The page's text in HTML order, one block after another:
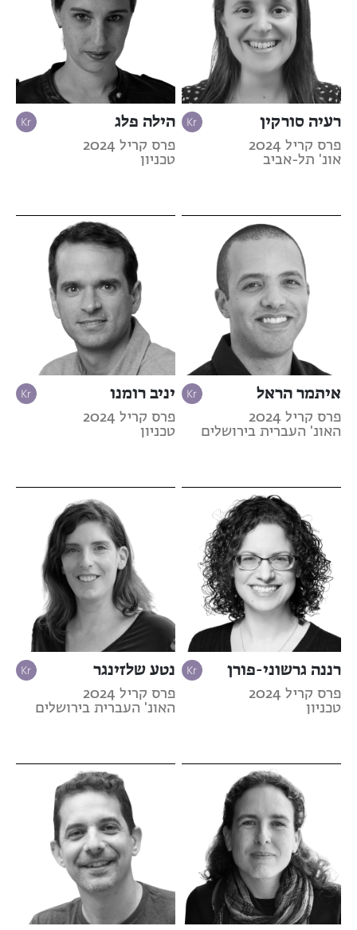
רעיה סורקין
פרס קריל 2024
אונ' תל-אביב
הילה פלג
פרס קריל 2024
טכניון
איתמר הראל
פרס קריל 2024
האונ' העברית בירושלים
יניב רומנו
פרס קריל 2024
טכניון
רננה גרשוני-פורן
פרס קריל 2024
טכניון
נטע שלזינגר
פרס קריל 2024
האונ' העברית בירושלים